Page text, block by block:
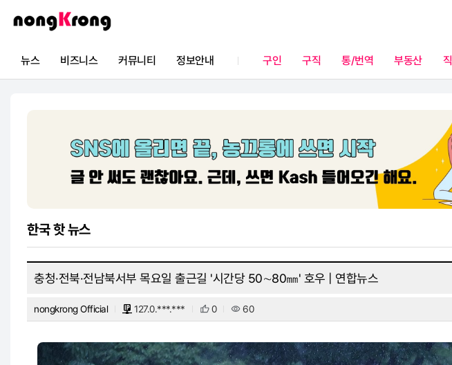
뉴스
기관 / 단체 소식
비즈니스
통역/번역
커뮤니티
크롱맵
오프모임
정보안내
정보공유
구인 구직 통/번역 부동산
한국 핫 뉴스
충청·전북·전남북서부 목요일 출근길 '시간당 50∼80㎜' 호우 | 연합뉴스
nongkrong Official 127.0.***.*** 0 60